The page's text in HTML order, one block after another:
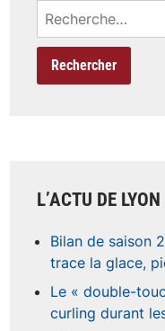
Rechercher :
L’ACTU DE
Bilan de saison
trace la glace,
Le « double-
curling durant